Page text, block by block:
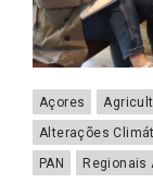
Açores
Alterações
PAN
Regionais